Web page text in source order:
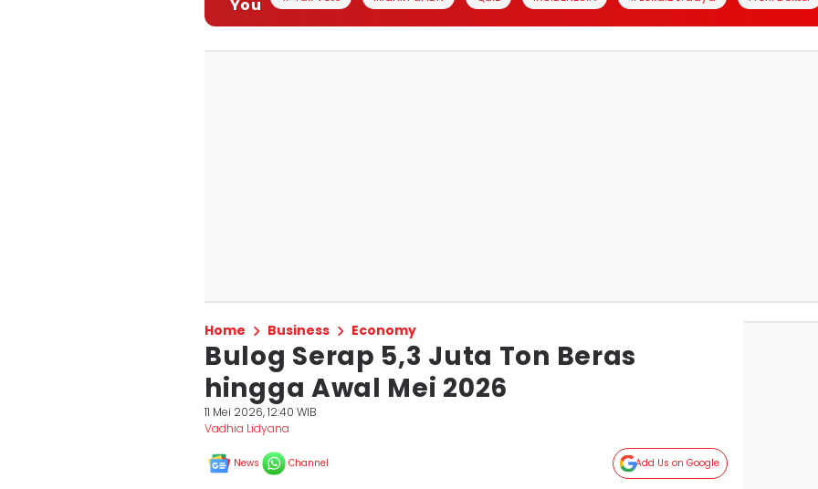
You
Home Business Economy
Bulog Serap 5,3 Juta Ton Beras
hingga Awal Mei 2026
11 Mei 2026, 12:40 WIB
Vadhia Lidyana
News Channel Add Us on Google